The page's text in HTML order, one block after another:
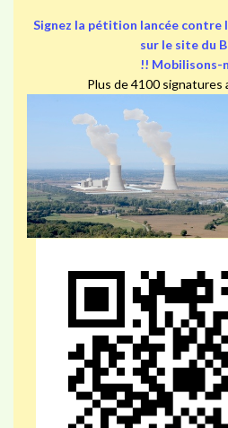
Signez la pétition lancée contre
sur le site du
!! Mobilisons-
Plus de 4100 signatures